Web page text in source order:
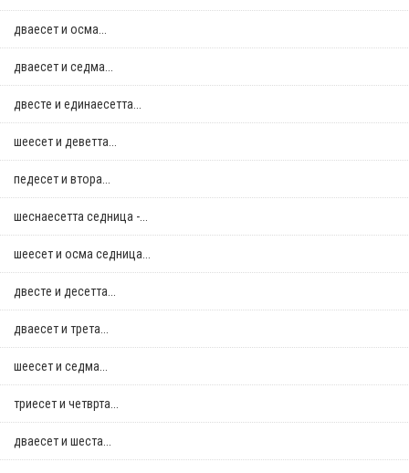
дваесет и осма...
дваесет и седма...
двестe и единаесетта...
шеесет и деветта...
педесет и втора...
шеснаесетта седница -...
шеесет и осма седница...
двестe и десетта...
дваесет и трета...
шеесет и седма...
триесет и четврта...
дваесет и шеста...